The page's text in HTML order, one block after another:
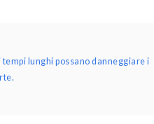
tempi lunghi possano danneggiare i